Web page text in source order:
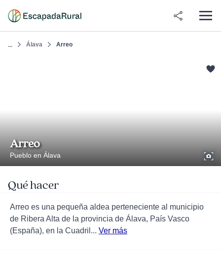
... Álava Arreo
Arreo
Pueblo en Álava
Qué hacer
Arreo es una pequeña aldea perteneciente al municipio
de Ribera Alta de la provincia de Álava, País Vasco
(España), en la Cuadril... Ver más